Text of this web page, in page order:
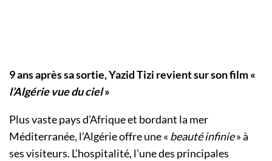
9 ans après sa sortie, Yazid Tizi revient sur son film «
l’Algérie vue du ciel»
Plus vaste pays d’Afrique et bordant la mer
Méditerranée, l’Algérie offre une « beauté infinie» à
ses visiteurs. L’hospitalité, l’une des principales